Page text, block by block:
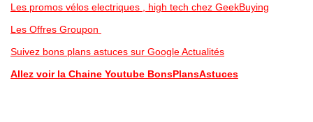
Les promos vélos electriques , high tech chez GeekBuying
Les Offres Groupon
Suivez bons plans astuces sur Google Actualités
Allez voir la Chaine Youtube BonsPlansAstuces